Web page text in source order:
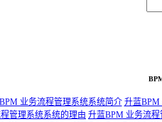
业务流程管理系统系统简介 升蓝BPM
管理系统系统的理由 升蓝BPM 业务流